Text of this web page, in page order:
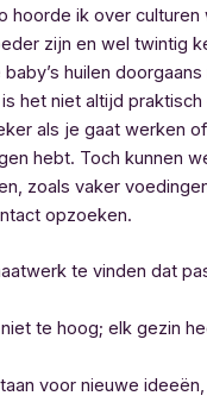
hoorde ik over culturen
zijn en wel twintig
huilen
het niet altijd
als je gaat werken
hebt. Toch kunnen
zoals vaker
opzoeken.
te vinden dat
te hoog; elk gezin
voor nieuwe